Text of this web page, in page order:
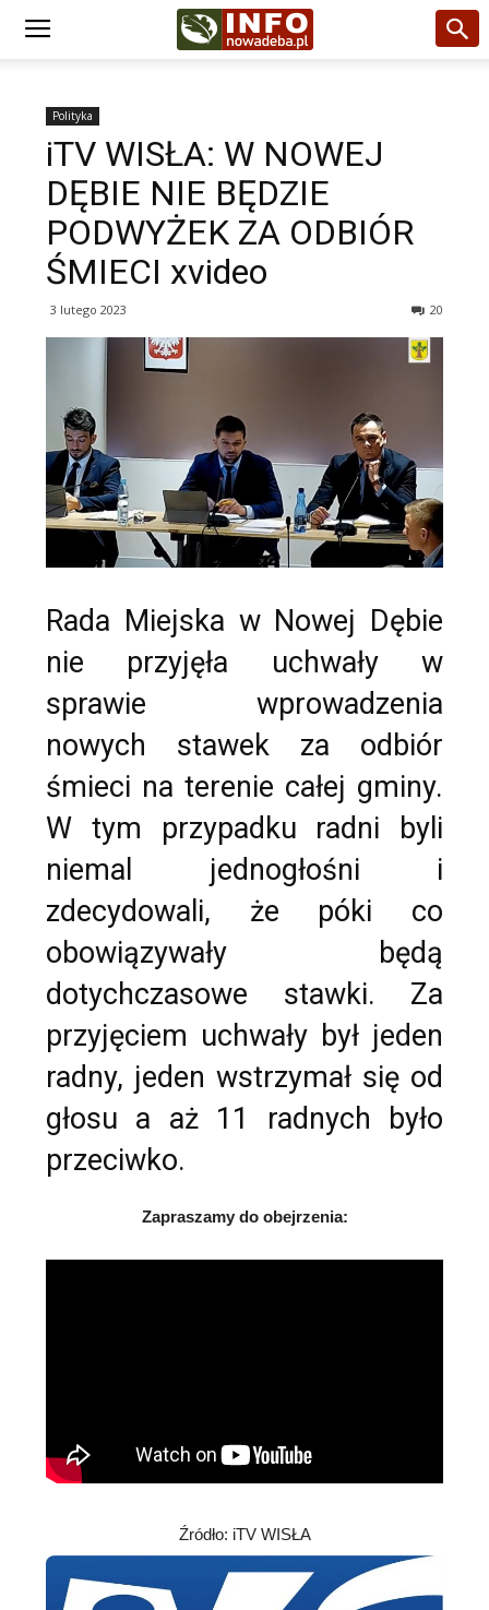
Polityka
iTV WISŁA: W NOWEJ
DĘBIE NIE BĘDZIE
PODWYŻEK ZA ODBIÓR
ŚMIECI xvideo
3 lutego 2023 20
Rada Miejska w Nowej Dębie
nie przyjęła uchwały w
sprawie wprowadzenia
nowych stawek za odbiór
śmieci na terenie całej gminy.
W tym przypadku radni byli
niemal jednogłośni i
zdecydowali, że póki co
obowiązywały będą
dotychczasowe stawki. Za
przyjęciem uchwały był jeden
radny, jeden wstrzymał się od
głosu a aż 11 radnych było
przeciwko.
Zapraszamy do obejrzenia:
Źródło: iTV WISŁA